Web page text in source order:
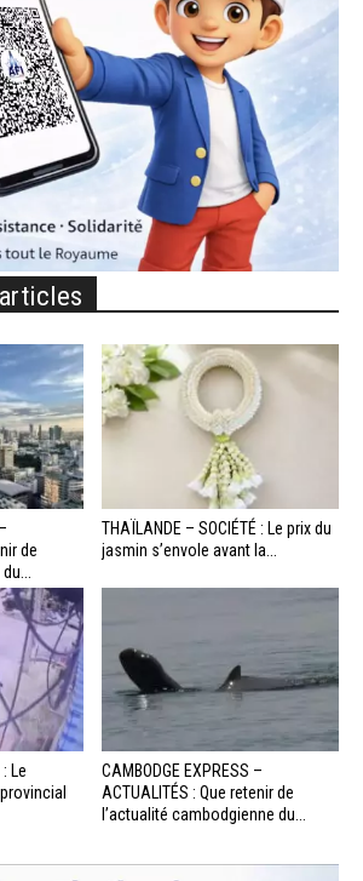
de
THAÏLANDE – SOCIÉTÉ : Le prix du
jasmin s’envole avant la...
Le
CAMBODGE EXPRESS –
ACTUALITÉS : Que retenir de
l’actualité cambodgienne du...